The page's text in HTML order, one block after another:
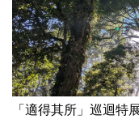
「適得其所」巡迴